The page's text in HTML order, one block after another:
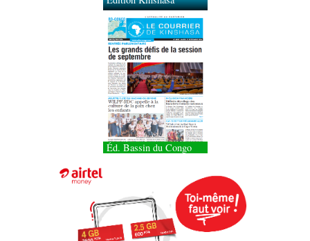
Éd. Bassin du Congo